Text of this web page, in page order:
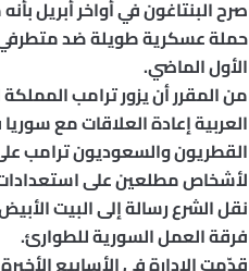
الأول الماضي.
من المقرر أن يزور ترامب
العربية إعادة العلاقات مع
القطريون والسعوديون ترامب
لأشخاص مطلعين على استعدادات
نقل الشرع رسالة إلى البيت
فرقة العمل السورية للطوارئ.